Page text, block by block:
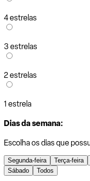
4 estrelas
3 estrelas
2 estrelas
1 estrela
Dias da semana:
Escolha os dias que
Segunda-feira Terça-feira
Sábado
Todos